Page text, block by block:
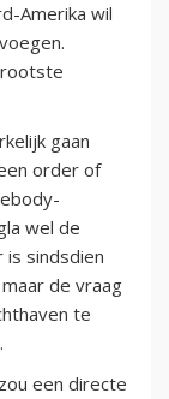
Amerika wil
gaan
order of
wel de
is sindsdien
de vraag
te
een directe